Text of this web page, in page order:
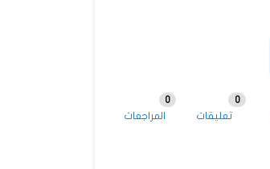
تعليقات
0
المراجعات
0